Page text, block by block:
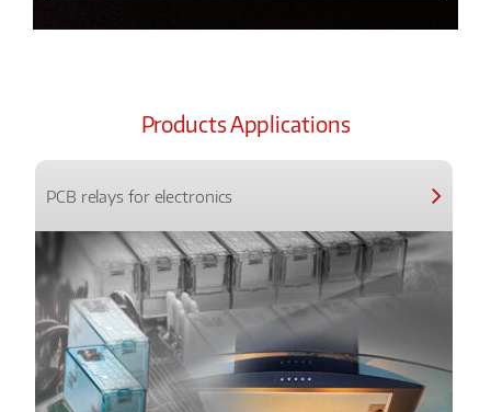
Products Applications
PCB relays for electronics